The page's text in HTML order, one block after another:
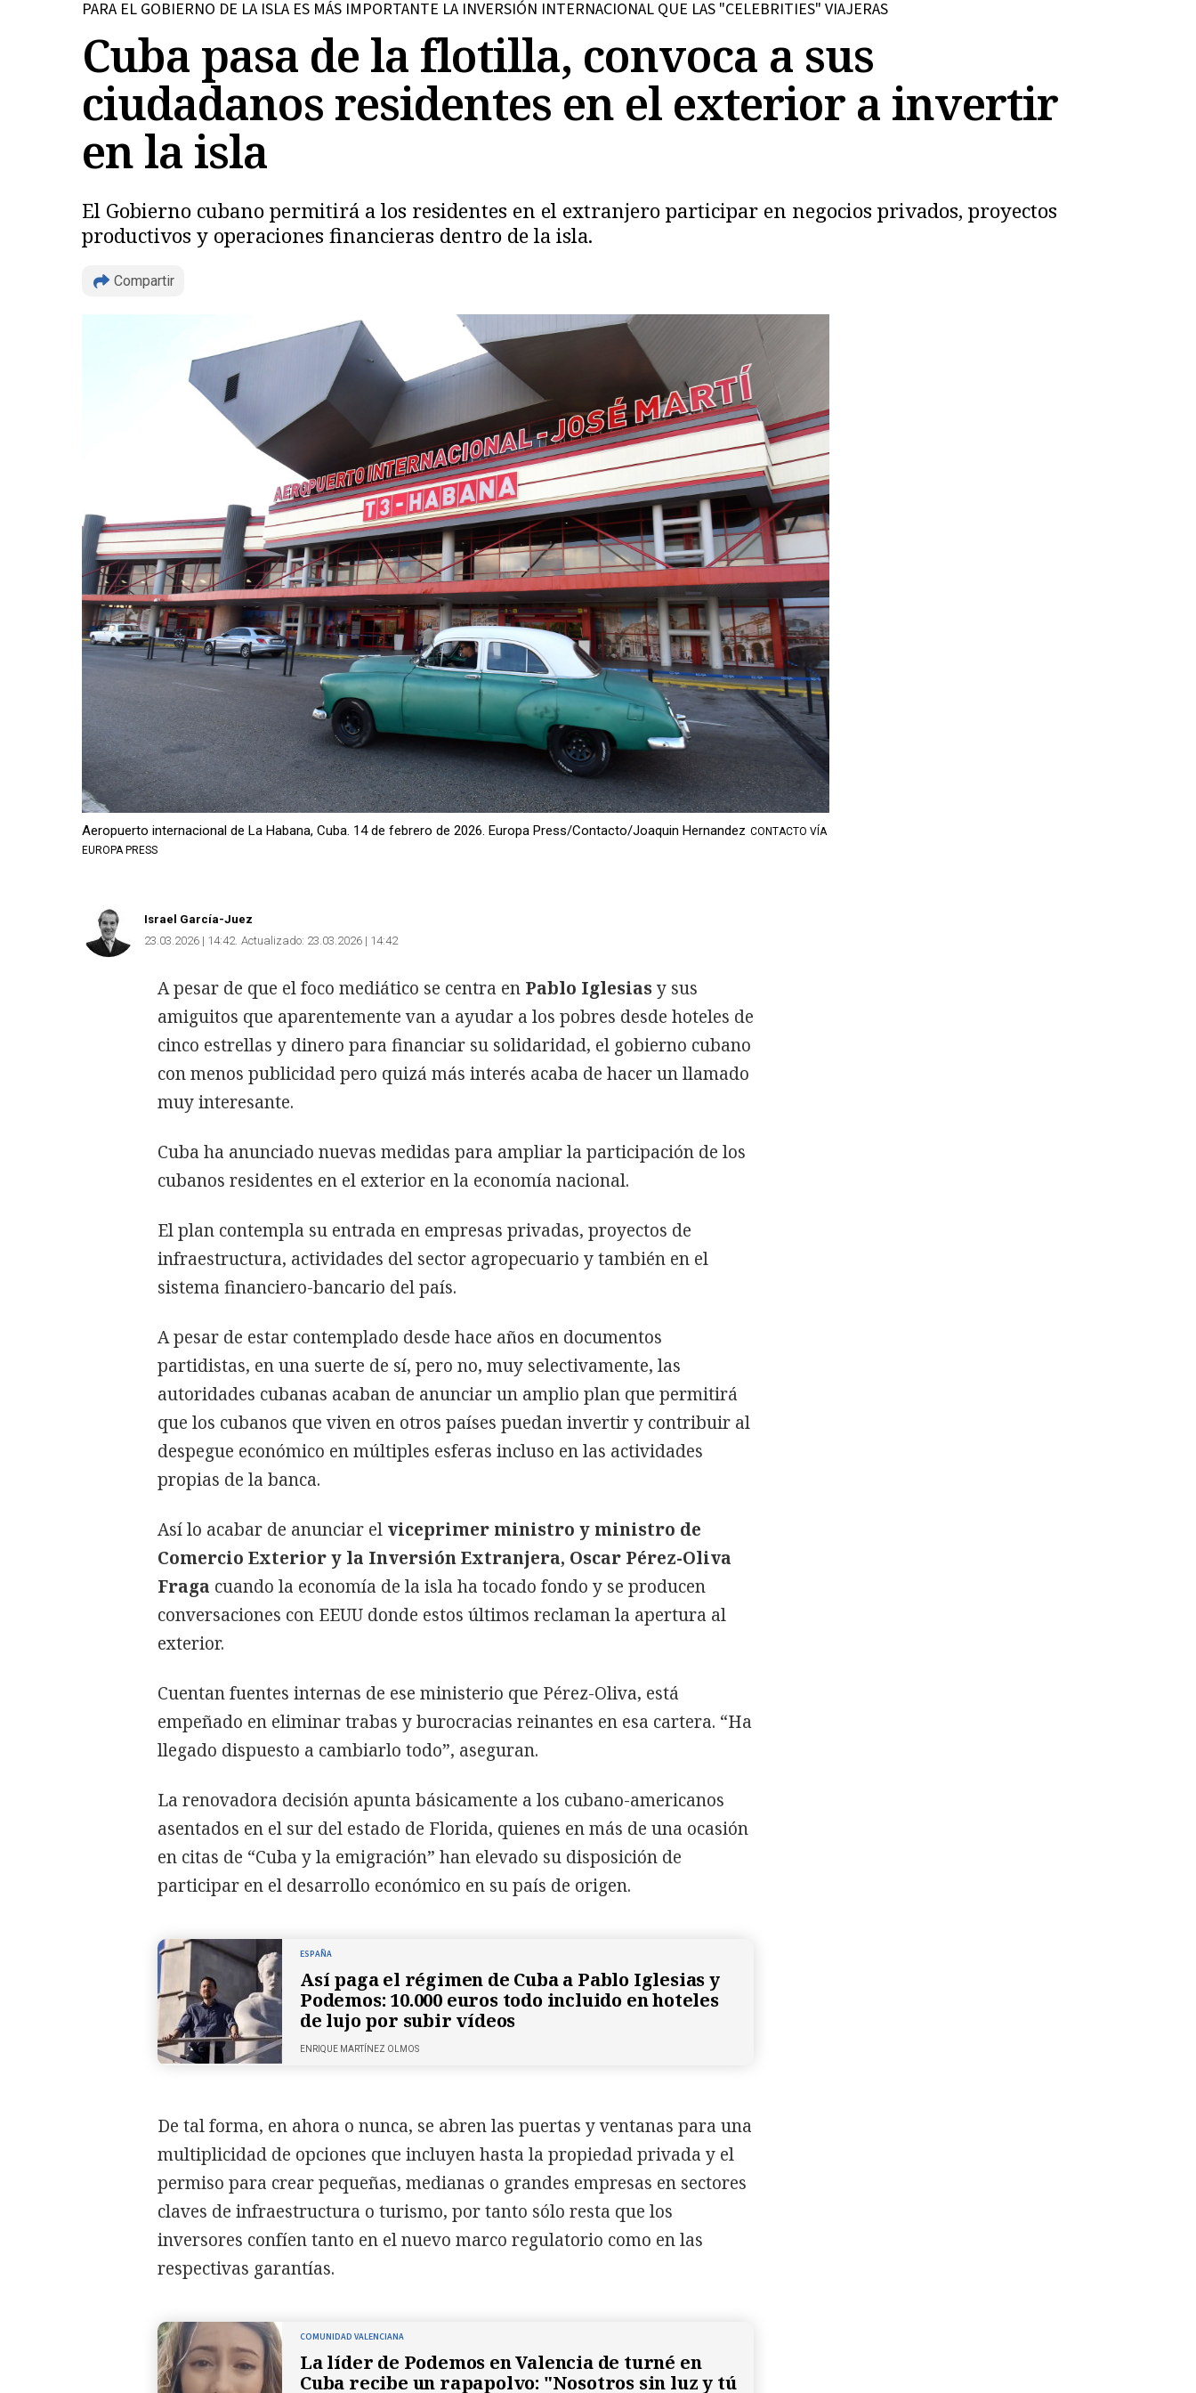
PARA EL GOBIERNO DE LA ISLA ES MÁS IMPORTANTE LA INVERSIÓN INTERNACIONAL QUE LAS "CELEBRITIES" VIAJERAS
Cuba pasa de la flotilla, convoca a sus
ciudadanos residentes en el exterior a invertir
en la isla
El Gobierno cubano permitirá a los residentes en el extranjero participar en negocios privados, proyectos
productivos y operaciones financieras dentro de la isla.
Compartir
Aeropuerto internacional de La Habana, Cuba. 14 de febrero de 2026. Europa Press/Contacto/Joaquin Hernandez CONTACTO VÍA
EUROPA PRESS
Israel García-Juez
23.03.2026 | 14:42 Actualizado: 23.03.2026 | 14:42
A pesar de que el foco mediático se centra en Pablo Iglesiasy sus
amiguitos que aparentemente van a ayudar a los pobres desde hoteles de
cinco estrellas y dinero para financiar su solidaridad, el gobierno cubano
con menos publicidad pero quizá más interés acaba de hacer un llamado
muy interesante.
Cuba ha anunciado nuevas medidas para ampliar la participación de los
cubanos residentes en el exterior en la economía nacional.
El plan contempla su entrada en empresas privadas, proyectos de
infraestructura, actividades del sector agropecuario y también en el
sistema financiero-bancario del país.
A pesar de estar contemplado desde hace años en documentos
partidistas, en una suerte de sí, pero no, muy selectivamente, las
autoridades cubanas acaban de anunciar un amplio plan que permitirá
que los cubanos que viven en otros países puedan invertir y contribuir al
despegue económico en múltiples esferas incluso en las actividades
propias de la banca.
Así lo acabar de anunciar el viceprimer ministro y ministro de
Comercio Exterior y la Inversión Extranjera, Oscar Pérez-Oliva
Fraga cuando la economía de la isla ha tocado fondo y se producen
conversaciones con EEUU donde estos últimos reclaman la apertura al
exterior.
Cuentan fuentes internas de ese ministerio que Pérez-Oliva, está
empeñado en eliminar trabas y burocracias reinantes en esa cartera. “Ha
llegado dispuesto a cambiarlo todo”, aseguran.
La renovadora decisión apunta básicamente a los cubano-americanos
asentados en el sur del estado de Florida, quienes en más de una ocasión
en citas de “Cuba y la emigración” han elevado su disposición de
participar en el desarrollo económico en su país de origen.
ESPAÑA
Así paga el régimen de Cuba a Pablo Iglesias y
Podemos: 10.000 euros todo incluido en hoteles
de lujo por subir vídeos
ENRIQUE MARTÍNEZ OLMOS
De tal forma, en ahora o nunca, se abren las puertas y ventanas para una
multiplicidad de opciones que incluyen hasta la propiedad privada y el
permiso para crear pequeñas, medianas o grandes empresas en sectores
claves de infraestructura o turismo, por tanto sólo resta que los
inversores confíen tanto en el nuevo marco regulatorio como en las
respectivas garantías.
COMUNIDAD VALENCIANA
La líder de Podemos en Valencia de turné en
Cuba recibe un rapapolvo: "Nosotros sin luz y tú